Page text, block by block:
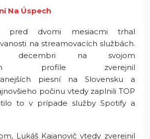
Na Úspech
pred dvomi mesiacmi trhal
na streamovacích službách.
decembri na svojom
profile zverejnil
piesní na Slovensku a
počinu vtedy zaplnili TOP
to v prípade služby Spotify a
Lukáš Kajanovič vtedy zverejnil